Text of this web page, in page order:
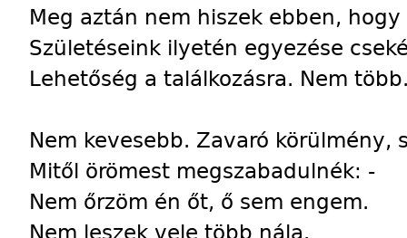
Meg aztán nem hiszek ebben,
Születéseink ilyetén egyezése
Lehetőség a találkozásra. Nem
Nem kevesebb. Zavaró körülmény,
Mitől örömest megszabadulnék: -
Nem őrzöm én őt, ő sem engem.
Nem leszek vele több nála.